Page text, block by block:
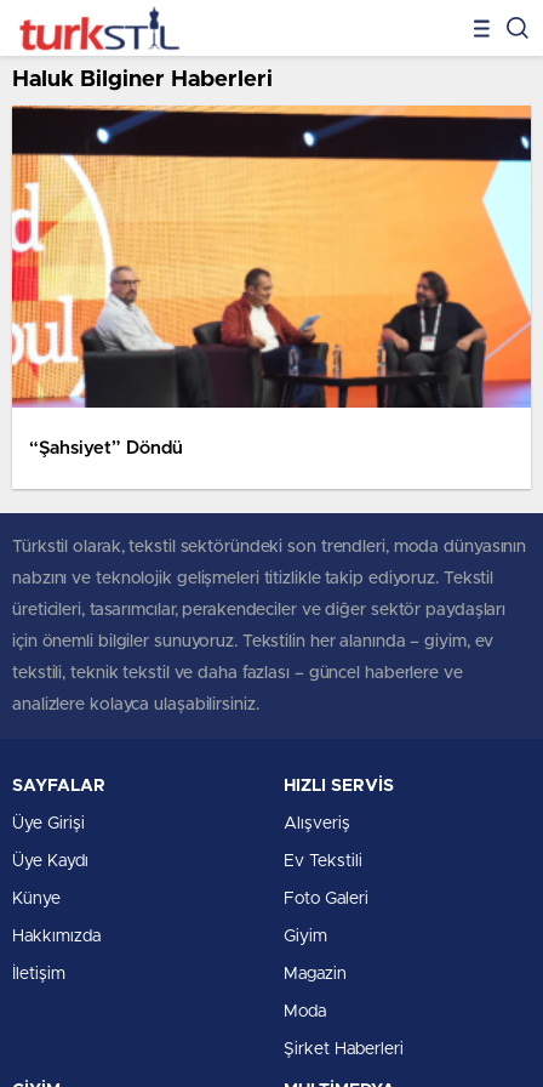
Haluk Bilginer Haberleri
“Şahsiyet” Döndü
Türkstil olarak, tekstil sektöründeki son trendleri, moda dünyasının
nabzını ve teknolojik gelişmeleri titizlikle takip ediyoruz. Tekstil
üreticileri, tasarımcılar, perakendeciler ve diğer sektör paydaşları
için önemli bilgiler sunuyoruz. Tekstilin her alanında – giyim, ev
tekstili, teknik tekstil ve daha fazlası – güncel haberlere ve
analizlere kolayca ulaşabilirsiniz.
SAYFALAR
Üye Girişi
Üye Kaydı
Künye
Hakkımızda
İletişim
HIZLI SERVİS
Alışveriş
Ev Tekstili
Foto Galeri
Giyim
Magazin
Moda
Şirket Haberleri